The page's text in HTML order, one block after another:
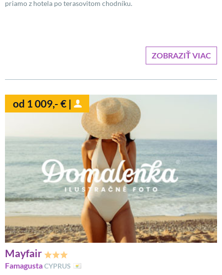
priamo z hotela po terasovitom chodníku.
ZOBRAZIŤ VIAC
od 1 009,- € |
Mayfair
FamagustaCYPRUS